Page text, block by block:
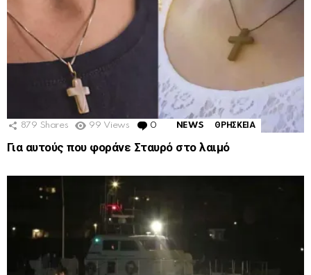
879 Shares 99 Views 0 Comments
NEWS ΘΡΗΣΚΕΙΑ
Για αυτούς που φοράνε Σταυρό στο λαιμό